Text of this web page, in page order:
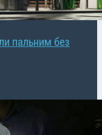
пальним без